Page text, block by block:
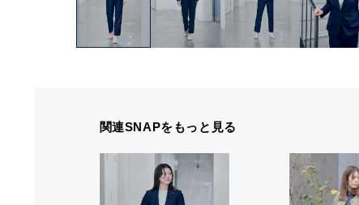
関連SNAPをもっと見る